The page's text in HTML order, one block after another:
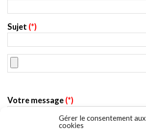
Gérer le consentement aux
cookies
Sujet (*)
Votre message (*)